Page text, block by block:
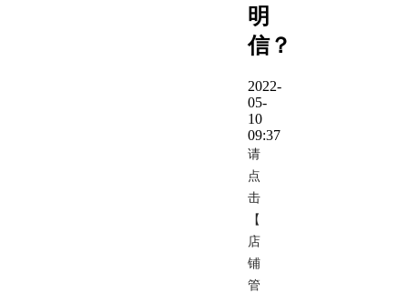
明
信？
2022-
05-
10
09:37
请
点
击
【
店
铺
管